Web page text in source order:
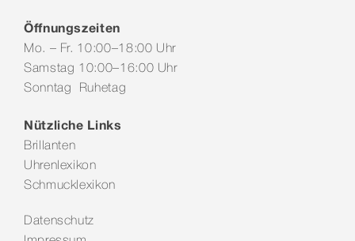
Öffnungszeiten
Mo. – Fr. 10:00–18:00 Uhr
Samstag 10:00–16:00 Uhr
Sonntag Ruhetag
Nützliche Links
Brillanten
Uhrenlexikon
Schmucklexikon
Datenschutz